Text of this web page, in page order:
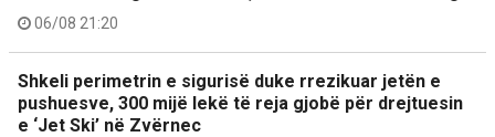
06/08 21:20
Shkeli perimetrin e sigurisë duke rrezikuar jetën e
pushuesve, 300 mijë lekë të reja gjobë për drejtuesin
e ‘Jet Ski’ në Zvërnec